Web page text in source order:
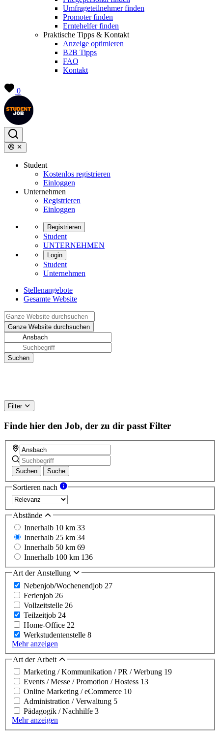
Umfrageteilnehmer finden
Promoter finden
Erntehelfer finden
Praktische Tipps & Kontakt
Anzeige optimieren
B2B Tipps
FAQ
Kontakt
0
Student
Kostenlos registrieren
Einloggen
Unternehmen
Registrieren
Einloggen
Registrieren
Student
UNTERNEHMEN
Login
Student
Unternehmen
Stellenangebote
Gesamte Website
Filter
Finde hier den Job, der zu dir passt Filter
Suchen Suche
Sortieren nach
Abstände
Innerhalb 10 km 33
Innerhalb 25 km 34
Innerhalb 50 km 69
Innerhalb 100 km 136
Art der Anstellung
Nebenjob/Wochenendjob 27
Ferienjob 26
Vollzeitstelle 26
Teilzeitjob 24
Home-Office 22
Werkstudentenstelle 8
Mehr anzeigen
Art der Arbeit
Marketing / Kommunikation / PR / Werbung 19
Events / Messe / Promotion / Hostess 13
Online Marketing / eCommerce 10
Administration / Verwaltung 5
Pädagogik / Nachhilfe 3
Mehr anzeigen